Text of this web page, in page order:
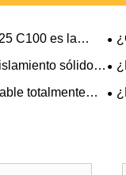
C100 es la
sólido
para la
totalmente